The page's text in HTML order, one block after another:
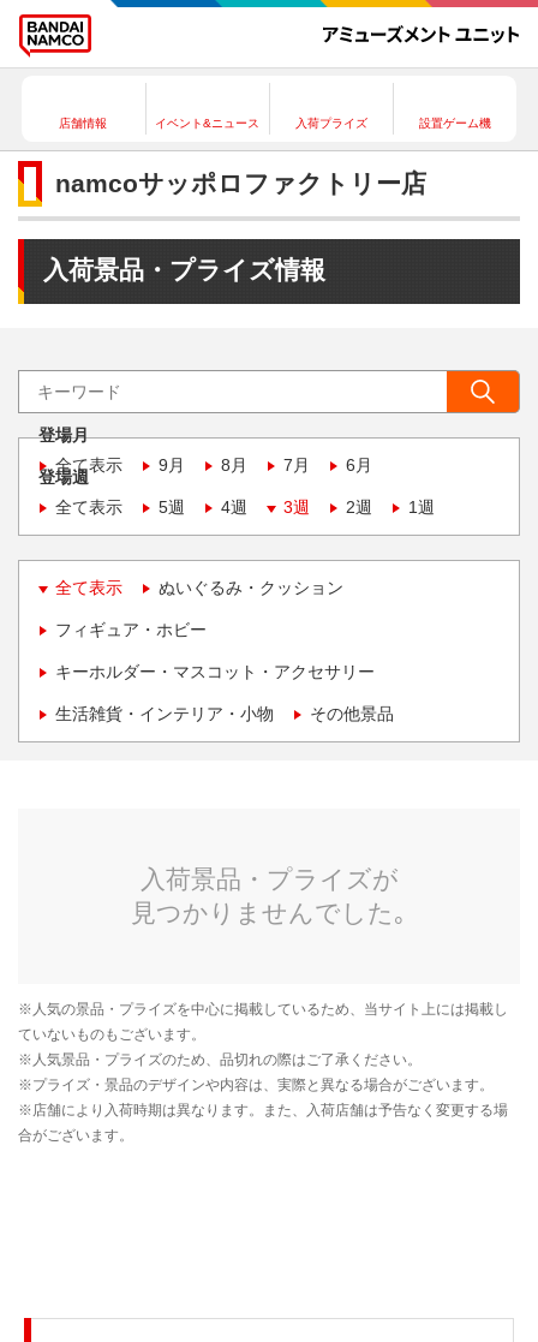
店舗情報 イベント&ニュース 入荷プライズ 設置ゲーム機
namcoサッポロファクトリー店
入荷景品・プライズ情報
登場月
全て表示
9月 8月 7月 6月
登場週
全て表示
5週 4週 3週 2週 1週
全て表示 ぬいぐるみ・クッション
フィギュア・ホビー
キーホルダー・マスコット・アクセサリー
生活雑貨・インテリア・小物 その他景品